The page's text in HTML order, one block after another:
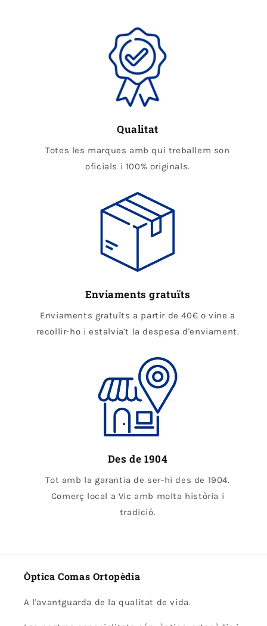
Qualitat
Totes les marques amb qui treballem son
oficials i 100% originals.
Enviaments gratuïts
Enviaments gratuïts a partir de 40€ o vine a
recollir-ho i estalvia't la despesa d'enviament.
Des de 1904
Tot amb la garantia de ser-hi des de 1904.
Comerç local a Vic amb molta història i
tradició.
Òptica Comas Ortopèdia
A l'avantguarda de la qualitat de vida.